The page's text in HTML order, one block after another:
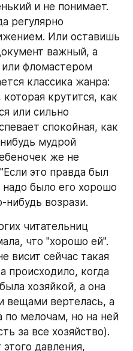
и не понимает.
регулярно
Или оставишь
важный, а
или фломастером
классика жанра:
крутится, как
или сильно
спокойная, как
мудрой
же не
это правда был
было его хорошо
нибудь возрази.
читательниц
что "хорошо ей".
висит сейчас такая
происходило, когда
хозяйкой, а она
вещами вертелась, а
по мелочам, но на ней
за все хозяйство).
давления,